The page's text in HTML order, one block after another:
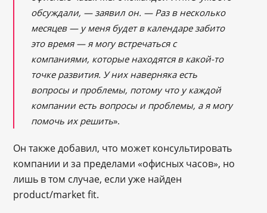
обсуждали, ― заявил он. ―Раз в несколько
месяцев ― у меня будет в календаре забито
это время ― я могу встречаться с
компаниями, которые находятся в какой-то
точке развития. У них наверняка есть
вопросы и проблемы, потому что у каждой
компании есть вопросы и проблемы, а я могу
помочь их решить».
Он также добавил, что может консультировать
компании и за пределами «офисных часов», но
лишь в том случае, если уже найден
product/market fit.